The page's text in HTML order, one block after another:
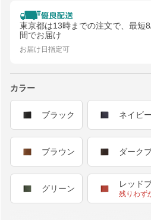
東京都は13時までの注文で、最短
間でお届け
お届け日指定可
カラー
ブラック ネイビー
ブラウン ダーク
グリーン レッド
残りわず